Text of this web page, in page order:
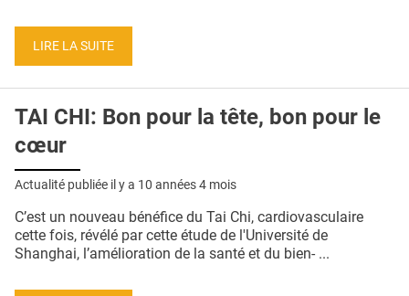
LIRE LA SUITE
TAI CHI: Bon pour la tête, bon pour le
cœur
Actualité publiée il y a 10 années 4 mois
C’est un nouveau bénéfice du Tai Chi, cardiovasculaire
cette fois, révélé par cette étude de l'Université de
Shanghai, l’amélioration de la santé et du bien- ...